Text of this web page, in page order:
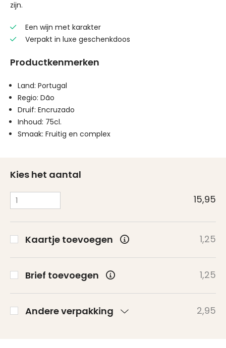
zijn.
Een wijn met karakter
Verpakt in luxe geschenkdoos
Productkenmerken
Land: Portugal
Regio: Dão
Druif: Encruzado
Inhoud: 75cl.
Smaak: Fruitig en complex
Kies het aantal
15,95
Kaartje toevoegen 1,25
Brief toevoegen 1,25
Andere verpakking 2,95